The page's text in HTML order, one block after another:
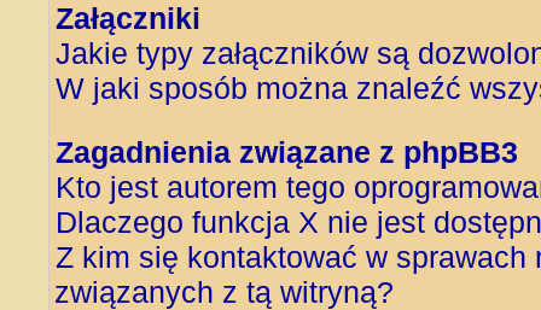
Załączniki
Jakie typy załączników są
W jaki sposób można znaleźć
Zagadnienia związane z phpBB3
Kto jest autorem tego
Dlaczego funkcja X nie jest
Z kim się kontaktować w
związanych z tą witryną?